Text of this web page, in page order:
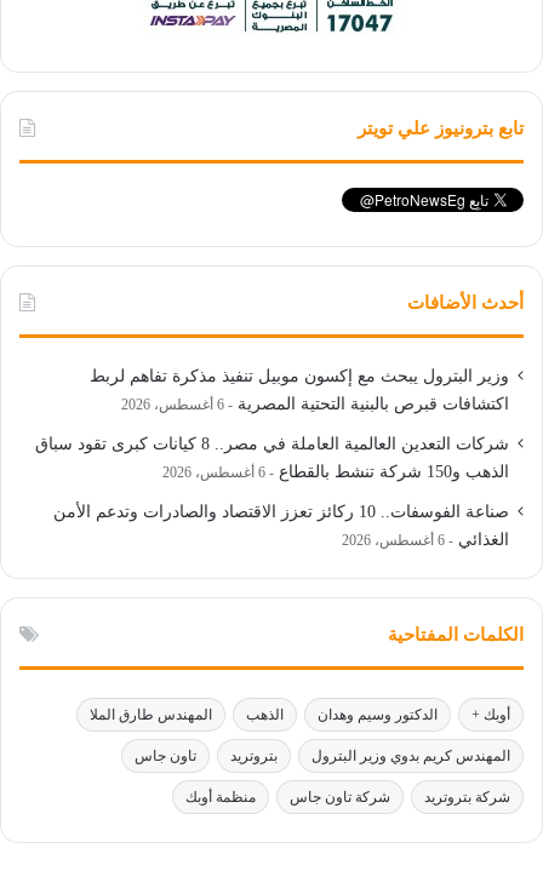
تابع بترونيوز علي تويتر
أحدث الأضافات
وزير البترول يبحث مع إكسون موبيل تنفيذ مذكرة تفاهم لربط
اكتشافات قبرص بالبنية التحتية المصرية
6 أغسطس، 2026
شركات التعدين العالمية العاملة في مصر.. 8 كيانات كبرى تقود سباق
الذهب و150 شركة تنشط بالقطاع
6 أغسطس، 2026
صناعة الفوسفات.. 10 ركائز تعزز الاقتصاد والصادرات وتدعم الأمن
الغذائي
6 أغسطس، 2026
الكلمات المفتاحية
أوبك + الدكتور وسيم وهدان الذهب المهندس طارق الملا
المهندس كريم بدوي وزير البترول بتروتريد تاون جاس
شركة بتروتريد شركة تاون جاس منظمة أوبك